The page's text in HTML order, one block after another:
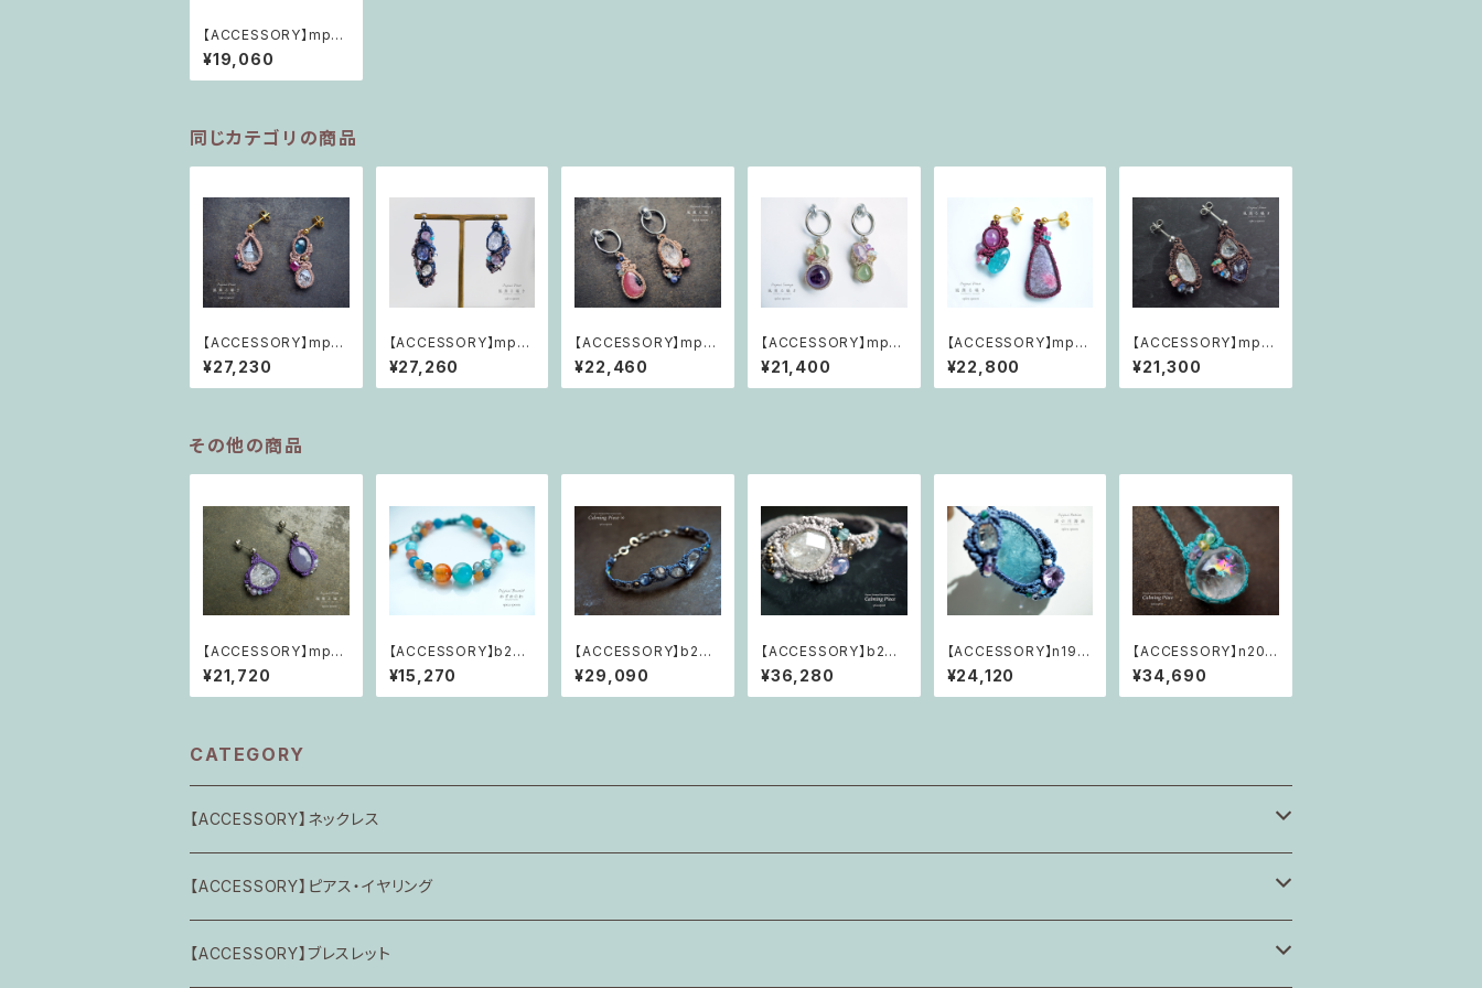
【ACCESSORY】mp12
1 風薫る囁き「wishes
come true」
¥19,060
同じカテゴリの商品
【ACCESSORY】mp14
7 風薫る囁き「ときめく
愛しき世界が動き出す」
¥27,230
【ACCESSORY】mp14
6 風薫る囁き「いつもそ
こにある、揺るがない
光」
¥27,260
【ACCESSORY】mp13
4 風薫る囁き「還ってゆ
くわたしのカケラ」
¥22,460
【ACCESSORY】mp12
9 風薫る囁き「瑞の音
魂・旧きも新しきも」
¥21,400
【ACCESSORY】mp11
9 風薫る囁き「薔薇色の
中にある魂の音色」
¥22,800
【ACCESSORY】mp14
2 風薫る囁き「本当の望
みを、この場所で」
¥21,300
その他の商品
【ACCESSORY】mp13
5 風薫る囁き「すでに叶
っている、その場所へ」
¥21,720
【ACCESSORY】b239
めざめのわ Brand-Ne
w 「マザーアースからの
勇気と輝き」
¥15,270
【ACCESSORY】b249
calming piece ∞「流
れの中で"ただ在る"を
観て」
¥29,090
【ACCESSORY】b248
calming piece 「在る
がままの表現～心地良
さの拡張」
¥36,280
【ACCESSORY】n196
漣の円舞曲「Mother E
arth 豊かなる世界」
¥24,120
【ACCESSORY】n205
Calming Piece 「歓び
に咲く虹の華」
¥34,690
CATEGORY
【ACCESSORY】ネックレス
Calming Piece
憶の共鳴
【ACCESSORY】ピアス・イヤリング
交換パーツ
【ACCESSORY】ブレスレット